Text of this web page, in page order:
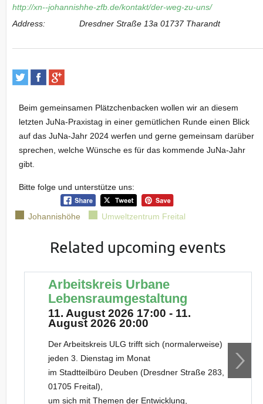
http://xn--johannishhe-zfb.de/kontakt/der-weg-zu-uns/
Address:
Dresdner Straße 13a 01737 Tharandt
Beim gemeinsamen Plätzchenbacken wollen wir an diesem
letzten JuNa-Praxistag in einer gemütlichen Runde einen Blick
auf das JuNa-Jahr 2024 werfen und gerne gemeinsam darüber
sprechen, welche Wünsche es für das kommende JuNa-Jahr
gibt.
Bitte folge und unterstütze uns:
Johannishöhe Umweltzentrum Freital
Related upcoming events
Arbeitskreis Urbane
Lebensraumgestaltung
11. August 2026 17:00 - 11.
August 2026 20:00
Der Arbeitskreis ULG trifft sich (normalerweise)
jeden 3. Dienstag im Monat
im Stadtteilbüro Deuben (Dresdner Straße 283,
01705 Freital),
um sich mit Themen der Entwicklung,